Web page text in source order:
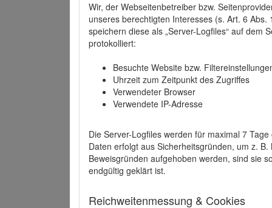
Wir, der Webseitenbetreiber bzw.
unseres berechtigten Interesses (s. Art. 6
speichern diese als „Server-Logfiles“ auf dem
protokolliert:
Besuchte Website bzw.
Uhrzeit zum Zeitpunkt des Zugriffes
Verwendeter Browser
Verwendete IP-Adresse
Die Server-Logfiles werden für maximal 7
Daten erfolgt aus Sicherheitsgründen, um z.
Beweisgründen aufgehoben werden, sind sie
endgültig geklärt ist.
Reichweitenmessung & Cookies